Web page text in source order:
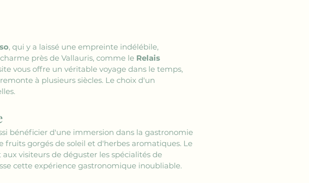
, qui y a laissé une empreinte indélébile,
près de Vallauris, comme le Relais
vous offre un véritable voyage dans le temps,
à plusieurs siècles. Le choix d'un
bénéficier d'une immersion dans la gastronomie
fruits gorgés de soleil et d'herbes aromatiques. Le
visiteurs de déguster les spécialités de
cette expérience gastronomique inoubliable.